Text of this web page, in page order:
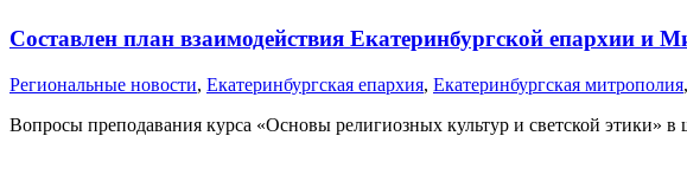
Составлен план взаимодействия Екатеринбургской епархии и
Pегиональные новости, Екатеринбургская епархия, Екатеринбургская митрополия,
Вопросы преподавания курса «Основы религиозных культур и светской этики»